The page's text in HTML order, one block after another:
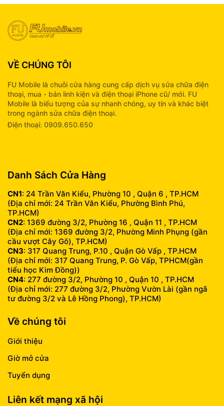
VỀ CHÚNG TÔI
FU Mobile là chuỗi cửa hàng cung cấp dịch vụ sửa chữa điện
thoại, mua - bán linh kiện và điện thoại iPhone cũ/ mới. FU
Mobile là biểu tượng của sự nhanh chóng, uy tín và khác biệt
trong ngành sửa chữa điện thoại.
Điện thoại: 0909.650.650
Danh Sách Cửa Hàng
CN1: 24 Trần Văn Kiểu, Phường 10 , Quận 6 , TP.HCM
(Địa chỉ mới: 24 Trần Văn Kiểu, Phường Bình Phú,
TP.HCM)
CN2: 1369 đường 3/2, Phường 16 , Quận 11 , TP.HCM
(Địa chỉ mới: 1369 đường 3/2, Phường Minh Phụng (gần
cầu vượt Cây Gõ), TP.HCM)
CN3: 317 Quang Trung, P.10 , Quận Gò Vấp , TP.HCM
(Địa chỉ mới: 317 Quang Trung, P. Gò Vấp, TPHCM(gần
tiểu học Kim Đồng))
CN4: 277 đường 3/2, Phường 10 , Quận 10 , TP.HCM
(Địa chỉ mới: 277 đường 3/2, Phường Vườn Lài (gần ngã
tư đường 3/2 và Lê Hồng Phong), TP.HCM)
Về chúng tôi
Giới thiệu
Giờ mở cửa
Tuyển dụng
Liên kết mạng xã hội